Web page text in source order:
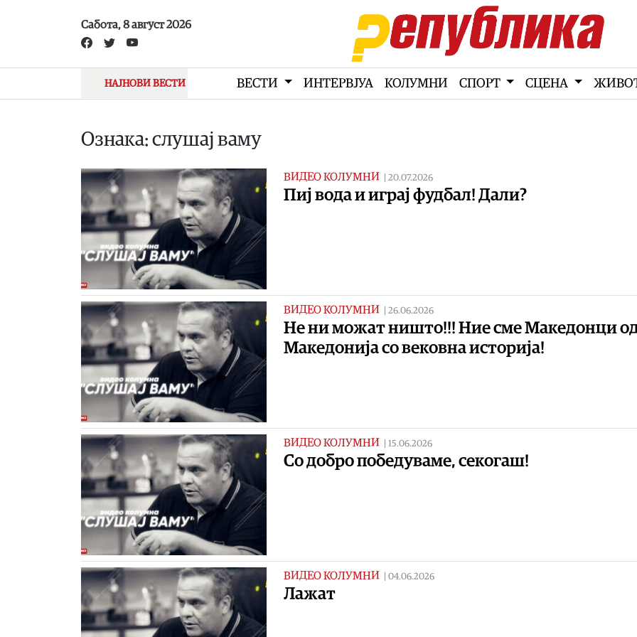
Сабота, 8 август 2026
НАЈНОВИ ВЕСТИ ВЕСТИ ИНТЕРВЈУА КОЛУМНИ СПОРТ СЦЕНА
Ознака: слушај ваму
ВИДЕО КОЛУМНИ | 20.07.2026
Пиј вода и играј фудбал! Дали?
ВИДЕО КОЛУМНИ | 26.06.2026
Не ни можат ништо!!! Ние сме Македонци
Македонија со вековна историја!
ВИДЕО КОЛУМНИ | 15.06.2026
Со добро победуваме, секогаш!
ВИДЕО КОЛУМНИ | 04.06.2026
Лажат